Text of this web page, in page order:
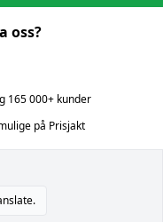
oss?
165 000+ kunder
på Prisjakt